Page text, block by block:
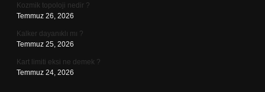
Kozmik topoloji nedir ?
Temmuz 26, 2026
Kalker dayanıklı mı ?
Temmuz 25, 2026
Kart limiti eksi ne demek ?
Temmuz 24, 2026